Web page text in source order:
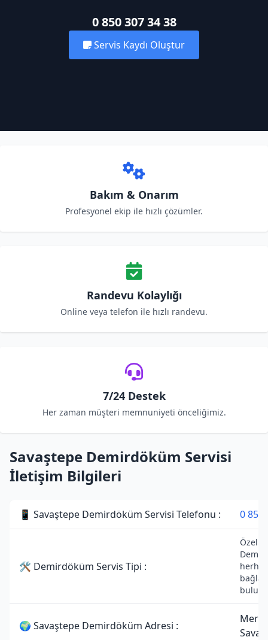
0 850 307 34 38
Servis Kaydı Oluştur
Bakım & Onarım
Profesyonel ekip ile hızlı çözümler.
Randevu Kolaylığı
Online veya telefon ile hızlı randevu.
7/24 Destek
Her zaman müşteri memnuniyeti önceliğimiz.
Savaştepe Demirdöküm Servisi
İletişim Bilgileri
📱 Savaştepe Demirdöküm Servisi Telefonu : 0 850
🛠 Demirdöküm Servis Tipi :
Özel
🌍 Savaştepe Demirdöküm Adresi :